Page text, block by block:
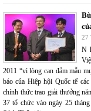
27
N
2011 “vì lòng can đảm mẫu
báo của Hiệp hội Quốc tế
chính thức trao giải thưởng
37 tổ chức vào ngày 25